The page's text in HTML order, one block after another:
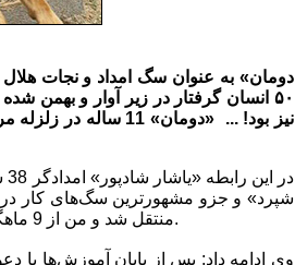
۵۰ انسان‌ گرفتار در زیر آوار و
منتقل شد و من از 9 ماهگی آموزش او را آغاز کردم و در دو سالگی نیز موفق شد همه آموزش‌ها را فرا بگیرد.